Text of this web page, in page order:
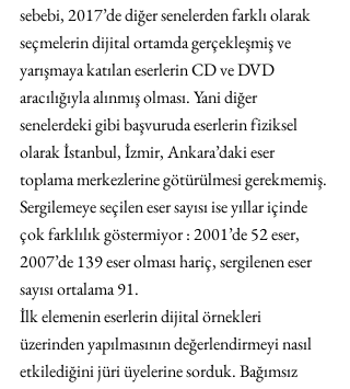
sebebi, 2017’de diğer senelerden farklı olarak
seçmelerin dijital ortamda gerçekleşmiş ve
yarışmaya katılan eserlerin CD ve DVD
aracılığıyla alınmış olması. Yani diğer
senelerdeki gibi başvuruda eserlerin fiziksel
olarak İstanbul, İzmir, Ankara’daki eser
toplama merkezlerine götürülmesi gerekmemiş.
Sergilemeye seçilen eser sayısı ise yıllar içinde
çok farklılık göstermiyor : 2001’de 52 eser,
2007’de 139 eser olması hariç, sergilenen eser
sayısı ortalama 91.
İlk elemenin eserlerin dijital örnekleri
üzerinden yapılmasının değerlendirmeyi nasıl
etkilediğini jüri üyelerine sorduk. Bağımsız